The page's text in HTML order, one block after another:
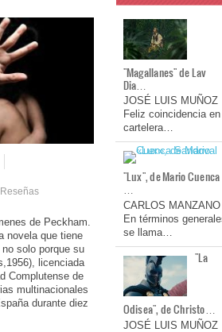
Reseñas
de Peckham.
novela que tiene
solo porque su
licenciada
Complutense de
multinacionales
durante diez
"Magallanes" de Lav
Dia…
JOSÉ LUIS MUÑOZ
Feliz coincidencia en
cartelera…
"Lux", de Mario Cuenca
…
CARLOS MANZANO
En términos
se llama…
"La
Odisea", de Christo…
JOSÉ LUIS MUÑOZ